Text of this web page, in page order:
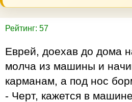
Рейтинг: 57
Еврей, доехав до дома
молча из машины и
карманам, а под нос
- Черт, кажется в